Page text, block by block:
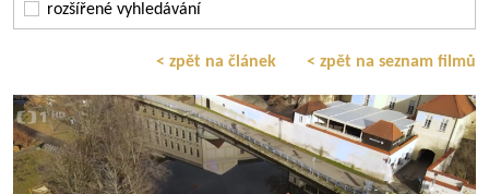
rozšířené vyhledávání
< zpět na článek < zpět na seznam filmů